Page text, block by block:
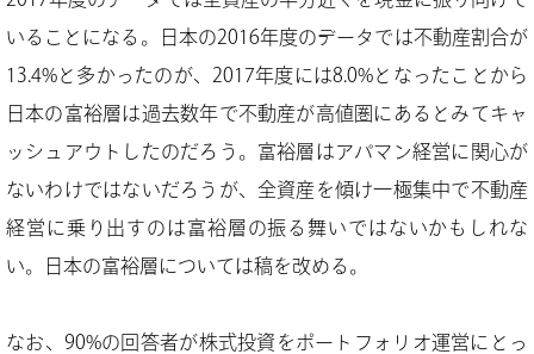
いることになる。日本の2016年度のデータでは不動産割合が
13.4%と多かったのが、2017年度には8.0%となったことから
日本の富裕層は過去数年で不動産が高値圏にあるとみてキャ
ッシュアウトしたのだろう。富裕層はアパマン経営に関心が
ないわけではないだろうが、全資産を傾け一極集中で不動産
経営に乗り出すのは富裕層の振る舞いではないかもしれな
い。日本の富裕層については稿を改める。
なお、90%の回答者が株式投資をポートフォリオ運営にとっ